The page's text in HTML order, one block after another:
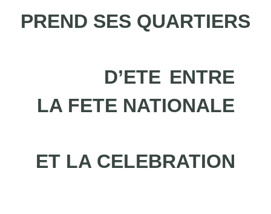
PREND SES QUARTIERS
D’ETE ENTRE
LA FETE NATIONALE
ET LA CELEBRATION